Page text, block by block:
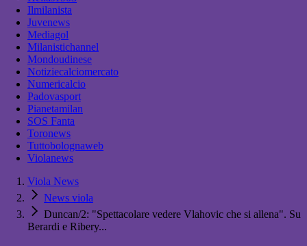
Ilmilanista
Juvenews
Mediagol
Milanistichannel
Mondoudinese
Notiziecalciomercato
Numericalcio
Padovasport
Pianetamilan
SOS Fanta
Toronews
Tuttobolognaweb
Violanews
Viola News
News viola
Duncan/2: "Spettacolare vedere Vlahovic che si allena". Su
Berardi e Ribery...